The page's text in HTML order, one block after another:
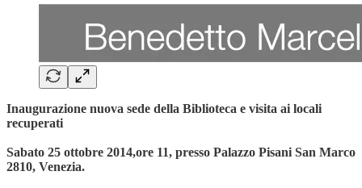
Inaugurazione nuova sede della Biblioteca e visita ai locali
recuperati
Sabato 25 ottobre 2014,ore 11, presso Palazzo Pisani San Marco
2810, Venezia.